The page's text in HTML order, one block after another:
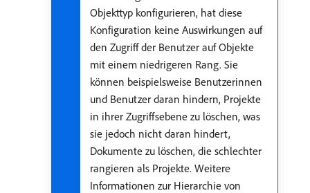
Objekttyp konfigurieren, hat diese
Konfiguration keine Auswirkungen auf
den Zugriff der Benutzer auf Objekte
mit einem niedrigeren Rang. Sie
können beispielsweise Benutzerinnen
und Benutzer daran hindern, Projekte
in ihrer Zugriffsebene zu löschen, was
sie jedoch nicht daran hindert,
Dokumente zu löschen, die schlechter
rangieren als Projekte. Weitere
Informationen zur Hierarchie von